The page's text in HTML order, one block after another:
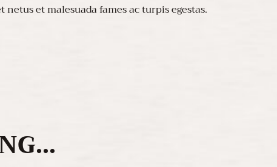
et malesuada fames ac turpis egestas.